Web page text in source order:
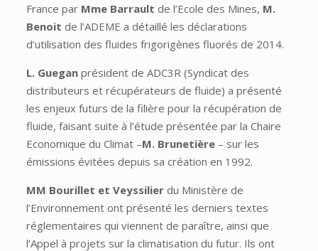
France par Mme Barrault de l’Ecole des Mines, M.
Benoit de l’ADEME a détaillé les déclarations
d’utilisation des fluides frigorigènes fluorés de 2014.
L. Gueganprésident de ADC3R (Syndicat des
distributeurs et récupérateurs de fluide) a présenté
les enjeux futurs de la filière pour la récupération de
fluide, faisant suite à l’étude présentée par la Chaire
Economique du Climat –M. Brunetière– sur les
émissions évitées depuis sa création en 1992.
MM Bourillet et Veyssilierdu Ministère de
l’Environnement ont présenté les derniers textes
réglementaires qui viennent de paraître, ainsi que
l’Appel à projets sur la climatisation du futur. Ils ont